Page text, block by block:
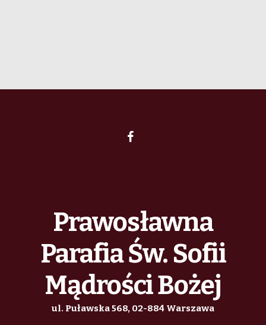
Prawosławna
Parafia Św. Sofii
Mądrości Bożej
ul. Puławska 568, 02-884 Warszawa